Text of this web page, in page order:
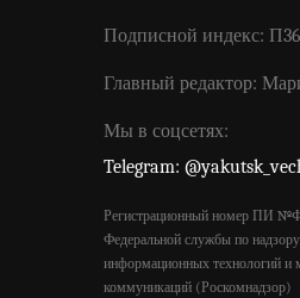
Подписной индекс:
Главный редактор:
Мы в соцсетях:
Telegram:
Регистрационный номер ПИ
Федеральной службы по
информационных технологий и
коммуникаций (Роскомнадзор)